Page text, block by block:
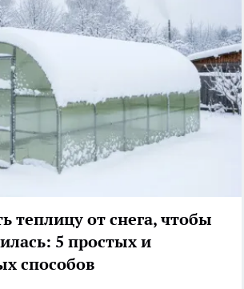
теплицу от снега, чтобы
5 простых и
способов